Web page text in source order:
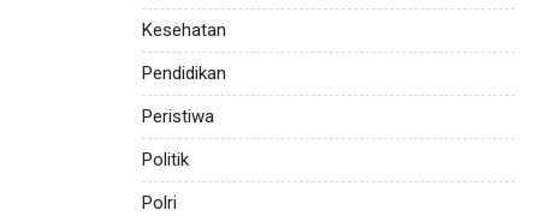
Kesehatan
Pendidikan
Peristiwa
Politik
Polri